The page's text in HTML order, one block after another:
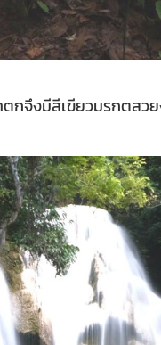
กจึงมีสีเขียวมรกตส